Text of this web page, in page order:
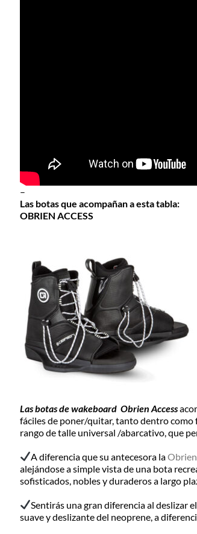
–
Las botas que acompañan a esta tabla:
OBRIEN ACCESS
Las botas de wakeboard Obrien Access
fáciles de poner/quitar, tanto dentro como
rango de talle universal /abarcativo, que
A diferencia que su antecesora la
alejándose a simple vista de una bota
sofisticados, nobles y duraderos a largo
Sentirás una gran diferencia al deslizar
suave y deslizante del neoprene, a